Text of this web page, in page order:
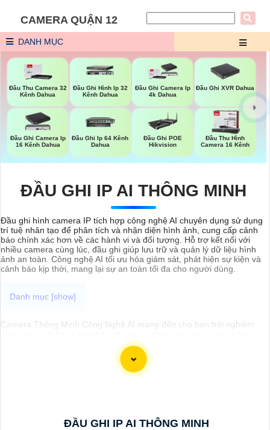
CAMERA QUẬN 12
DANH MỤC
Đầu Thu Camera 32
Kênh Dahua
Đầu Ghi Hình Ip 32
Kênh Dahua
Đầu Ghi Camera Ip
4k Dahua
Đầu Ghi XVR Dahua
Đầu Ghi Camera Ip
16 Kênh Dahua
Đầu Ghi Ip 64 Kênh
Dahua
Đầu Ghi POE
Hikvision
Đầu Thu Hình
Camera 16 Kênh
ĐẦU GHI IP AI THÔNG MINH
Đầu ghi hình camera IP tích hợp công nghệ AI chuyên dụng sử dụng
trí tuệ nhân tạo để phân tích và nhận diện hình ảnh, cung cấp cảnh
báo chính xác hơn về các hành vi và đối tượng. Hỗ trợ kết nối với
nhiều camera cùng lúc, đầu ghi giúp lưu trữ và quản lý dữ liệu hình
ảnh an toàn. Công nghệ AI tối ưu hóa giám sát, phát hiện sự kiện và
cảnh báo kịp thời, mang lại sự an toàn tối đa cho người dùng.
Camera Thông Minh Công Nghệ AI mang đến cho bạn trải nghiệm
nhận diện khuôn mặt, phát hiện chuyển động, gửi cảnh báo tự động
thông qua ứng dụng di động. Với công nghệ AI phát hiện thông minh
camera giúp bạn theo dõi và bảo vệ ngôi nhà hoặc văn phòng một
cách hiệu quả ngăn chặn kịp thời khi có người lạ đột nhập, đảm bảo
ĐẦU GHI IP AI THÔNG MINH